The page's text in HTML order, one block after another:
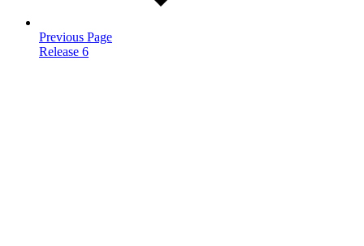
Previous Page
Release 6